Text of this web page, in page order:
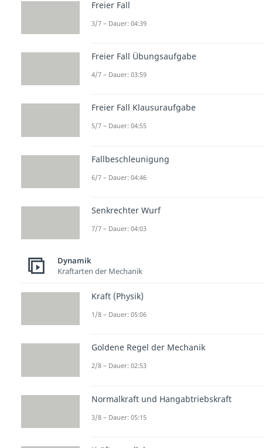
Freier Fall
3/7 – Dauer: 04:39
Freier Fall Übungsaufgabe
4/7 – Dauer: 03:59
Freier Fall Klausuraufgabe
5/7 – Dauer: 04:55
Fallbeschleunigung
6/7 – Dauer: 04:46
Senkrechter Wurf
7/7 – Dauer: 04:03
Dynamik
Kraftarten der Mechanik
Kraft (Physik)
1/8 – Dauer: 05:06
Goldene Regel der Mechanik
2/8 – Dauer: 02:53
Normalkraft und Hangabtriebskraft
3/8 – Dauer: 05:15